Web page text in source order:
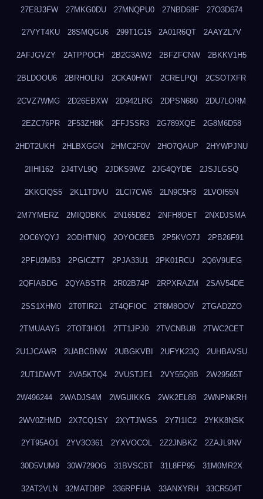
27E8J3FW 27MKG0DU 27MNQPU0 27NBD68F 27O3D674
27VYT4KU 28SMQGU6 299T1G15 2A01R6QT 2AAYZL7V
2AFJGVZY 2ATPPOCH 2B2G3AW2 2BFZFCNW 2BKKV1H5
2BLDOOU6 2BRHOLRJ 2CKA0HWT 2CRELPQI 2CSOTXFR
2CVZ7WMG 2D26EBXW 2D942LRG 2DPSN680 2DU7LORM
2EZC76PR 2F53ZH8K 2FFJSSR3 2G789XQE 2G8M6D58
2HDT2UKH 2HLBXGGN 2HMC2F0V 2HO7QAUP 2HYWPJNU
2IIHI162 2J4TVL9Q 2JDKS9WZ 2JG4QYDE 2JSJLGSQ
2KKCIQS5 2KL1TDVU 2LCI7CW6 2LN9C5H3 2LVOI55N
2M7YMERZ 2MIQDBKK 2N165DB2 2NFH8OET 2NXDJSMA
2OC6YQYJ 2ODHTNIQ 2OYOC8EB 2P5KVO7J 2PB26F91
2PFU2MB3 2PGICZT7 2PJA33U1 2PK01RCU 2Q6V9UEG
2QFIABDG 2QYABSTR 2R02B74P 2RPXRAZM 2SAV54DE
2SS1XHM0 2T0TIR21 2T4QFIOC 2T8M8OOV 2TGAD2ZO
2TMUAAY5 2TOT3HO1 2TT1JPJ0 2TVCNBU8 2TWC2CET
2U1JCAWR 2UABCBNW 2UBGKVBI 2UFYK23Q 2UHBAVSU
2UT1DWVT 2VA5KTQ4 2VUSTJE1 2VY55Q8B 2W29565T
2W496244 2WADJS4M 2WGUIKKG 2WK2EL88 2WNPNKRH
2WV0ZHMD 2X7CQ1SY 2XYTJWGS 2Y7I1IC2 2YKK8NSK
2YT95AO1 2YV3O361 2YXVOCOL 2Z2JNBKZ 2ZAJL9NV
30D5VUM9 30W729OG 31BVSCBT 31L8FP95 31M0MR2X
32AT2VLN 32MATDBP 336RPFHA 33ANXYRH 33CR504T